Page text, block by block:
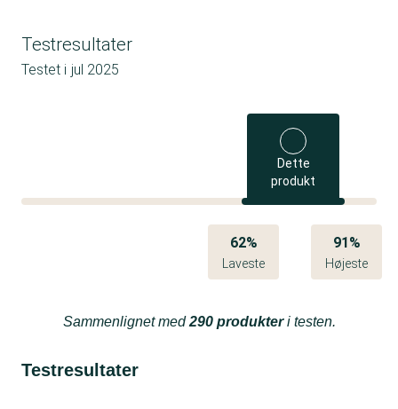
Testresultater
Testet i jul 2025
Dette
produkt
62%
Laveste
91%
Højeste
Sammenlignet med290 produkteri testen.
Testresultater